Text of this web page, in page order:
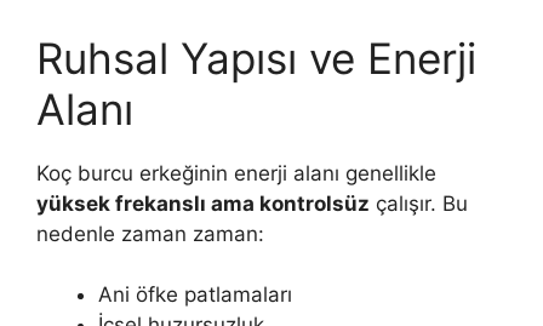
Ruhsal Yapısı ve Enerji
Alanı
Koç burcu erkeğinin enerji alanı genellikle
yüksek frekanslı ama kontrolsüz çalışır. Bu
nedenle zaman zaman:
Ani öfke patlamaları